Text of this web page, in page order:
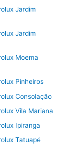
Jardim
Jardim
Moema
Pinheiros
Consolação
Vila Mariana
Ipiranga
Tatuapé